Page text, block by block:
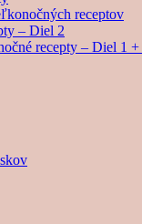
receptov
– Diel 2
recepty – Diel 1 +